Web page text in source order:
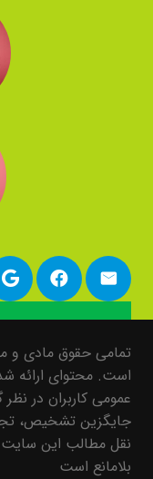
تمامی حقوق مادی و
است. محتوای ارائه
عمومی کاربران در
جایگزین تشخیص،
نقل مطالب این سایت
بلامانع است